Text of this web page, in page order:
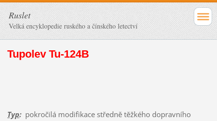
Ruslet
Velká encyklopedie ruského a čínského letectví
Tupolev Tu-124B
Typ:pokročilá modifikace středně těžkého dopravního